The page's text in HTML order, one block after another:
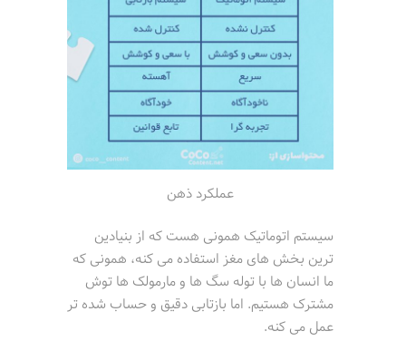
عملکرد ذهن
سیستم اتوماتیک همونی هست که از بنیادین
ترین بخش های مغز استفاده می کنه، همونی که
ما انسان ها با توله سگ ها و مارمولک ها توش
مشترک هستیم. اما بازتابی دقیق و حساب شده تر
عمل می کنه.